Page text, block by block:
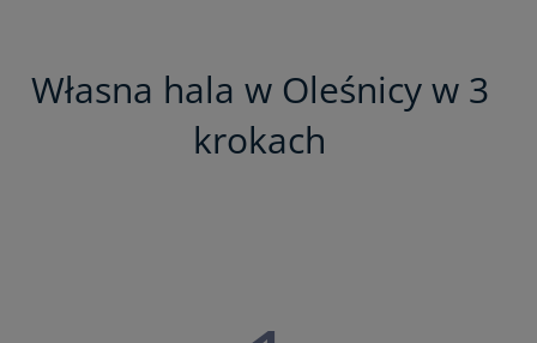
Własna hala w Oleśnicy w 3
krokach